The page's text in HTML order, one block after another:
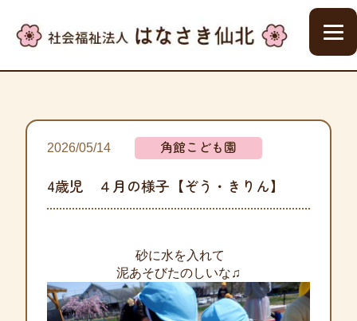
2026/05/14 角館こども園
4歳児 ４月の様子【ぞう・きりん】
砂に水を入れて
泥あそびたのしいな♫